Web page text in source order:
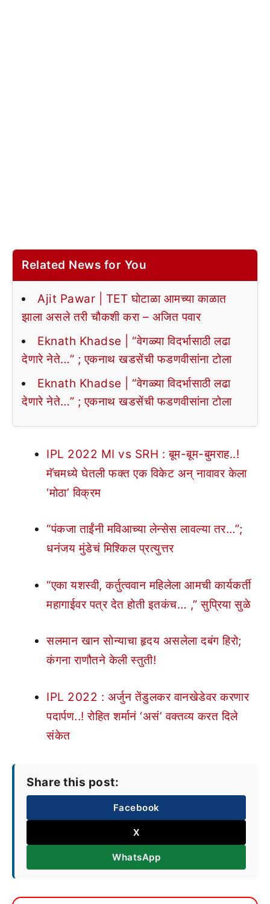
Related News for You
Ajit Pawar | TET घोटाळा आमच्या काळात
झाला असले तरी चौकशी करा – अजित पवार
Eknath Khadse | “वेगळ्या विदर्भासाठी लढा
देणारे नेते…” ; एकनाथ खडसेंची फडणवीसांना टोला
Eknath Khadse | “वेगळ्या विदर्भासाठी लढा
देणारे नेते…” ; एकनाथ खडसेंची फडणवीसांना टोला
IPL 2022 MI vs SRH : बूम-बूम-बुमराह..!
मॅचमध्ये घेतली फक्त एक विकेट अन् नावावर केला
‘मोठा’ विक्रम
“पंकजा ताईंनी मविआच्या लेन्सेस लावल्या तर…”;
धनंजय मुंडेचं मिश्किल प्रत्युत्तर
“एका यशस्वी, कर्तुत्ववान महिलेला आमची कार्यकर्ती
महागाईवर पत्र देत होती इतकंच… ,” सुप्रिया सुळे
सलमान खान सोन्याचा हृदय असलेला दबंग हिरो;
कंगना राणौतने केली स्तुती!
IPL 2022 : अर्जुन तेंडुलकर वानखेडेवर करणार
पदार्पण..! रोहित शर्मानं ‘असं’ वक्तव्य करत दिले
संकेत
Share this post:
Facebook
X
WhatsApp